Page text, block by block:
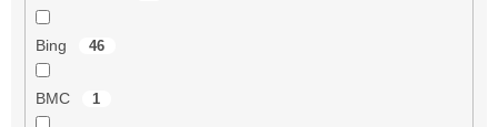
Bing 46
BMC 1